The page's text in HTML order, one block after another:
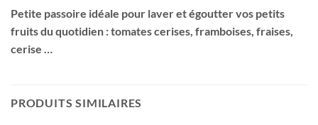
Petite passoire idéale pour laver et égoutter vos petits
fruits du quotidien : tomates cerises, framboises, fraises,
cerise …
PRODUITS SIMILAIRES